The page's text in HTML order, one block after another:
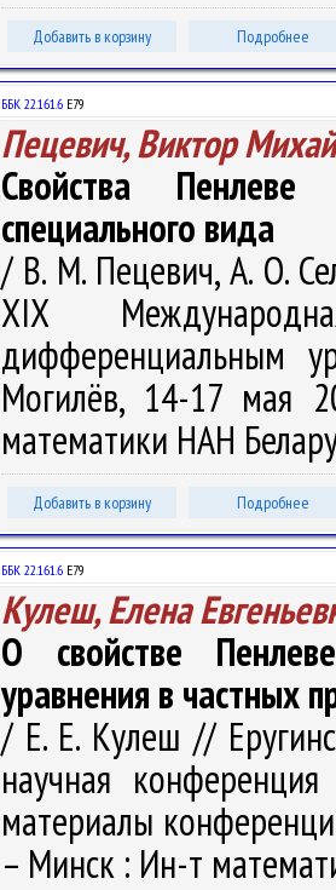
Добавить в корзину Подробнее
ББК 22.161.6 Е79
Пецевич, Виктор
Свойства
специального вида
/ В. М. Пецевич, А. О.
XIX
дифференциальным
Могилёв, 14-17
математики НАН
Добавить в корзину Подробнее
ББК 22.161.6 Е79
Кулеш, Елена
О свойстве
уравнения в частных
/ Е. Е. Кулеш //
научная
материалы
– Минск : Ин-т